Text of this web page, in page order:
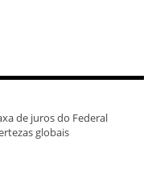
de juros do Federal
globais